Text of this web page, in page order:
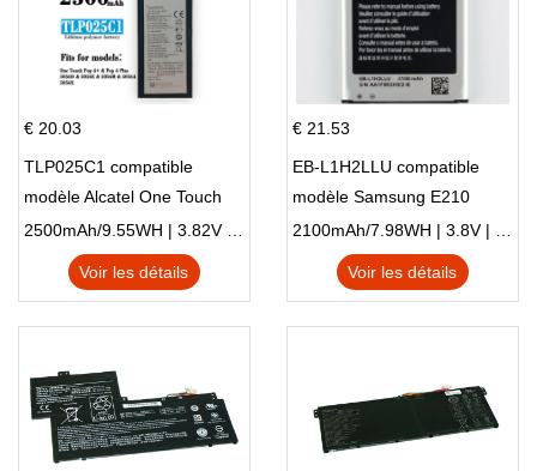
€ 20.03
TLP025C1 compatible
modèle Alcatel One Touch
Pop 4 Plus OT-5056D
2500mAh/9.55WH | 3.82V | Li-ion ...
Voir les détails
€ 21.53
EB-L1H2LLU compatible
modèle Samsung E210
E210K i939
2100mAh/7.98WH | 3.8V | Li-ion ...
Voir les détails